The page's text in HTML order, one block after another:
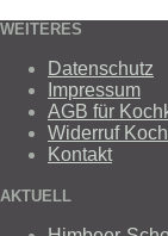
WEITERES
Datenschutz
Impressum
AGB für
Widerruf
Kontakt
AKTUELL